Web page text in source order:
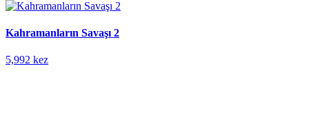
Kahramanların Savaşı 2
5,992 kez